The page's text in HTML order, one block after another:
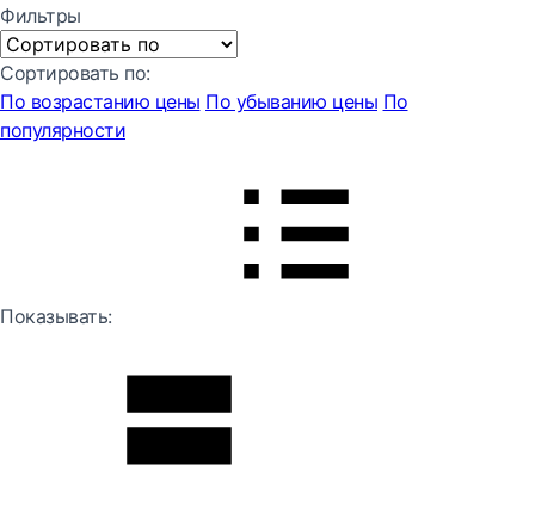
Фильтры
Сортировать по:
По возрастанию цены По убыванию цены По
популярности
Показывать: